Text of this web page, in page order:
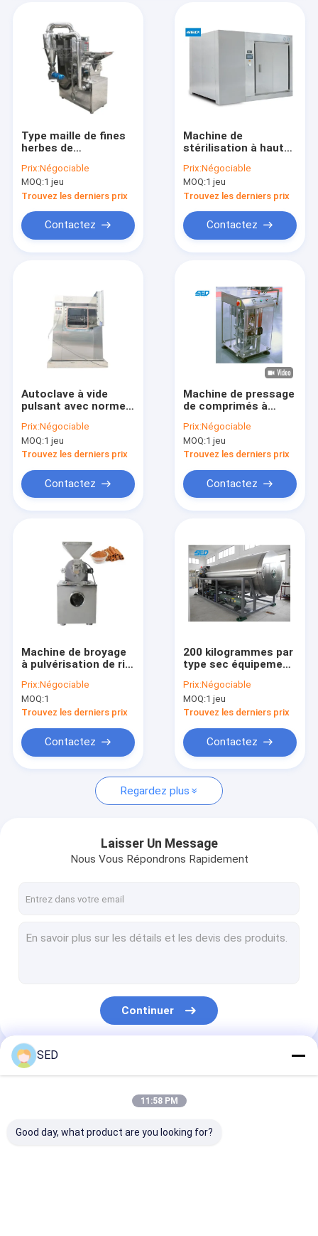
Des produits
Vidéos
À propos de nous
Nous contacter
Nouvelles
Machine de remplissage de capsule
capsule comptant la machine
machine de marquage automatique
Machine de revêtement de film
Type maille de fines
herbes de
basse d'énergie de
SED-150CFS de la
finesse 80-320 de
Machine Smash de
broyeur d'épice de
broyeur à marteaux
Prix:Négociable
MOQ:1 jeu
Trouvez les derniers prix
Contactez
Machine de
stérilisation à haute
autoclaves à vapeur
pure
Prix:Négociable
MOQ:1 jeu
Trouvez les derniers prix
Contactez
Autoclave à vide
pulsant avec norme
Prix:Négociable
MOQ:1 jeu
Trouvez les derniers prix
Contactez
Machine de pressage
de comprimés à
type 304 en acier
inoxydable
Prix:Négociable
MOQ:1 jeu
Trouvez les derniers prix
Contactez
Machine de broyage
à pulvérisation de riz,
Prix:Négociable
MOQ:1
Trouvez les derniers prix
Contactez
200 kilogrammes par
type sec équipement
machine de gel de
vide de fruit en lots
de lyophilisation
Prix:Négociable
MOQ:1 jeu
Trouvez les derniers prix
Contactez
Regardez plus
Laisser Un Message
Nous Vous Répondrons Rapidement
Continuer
Nos Catégories
SED
11:58 PM
Good day, what product are you looking for?